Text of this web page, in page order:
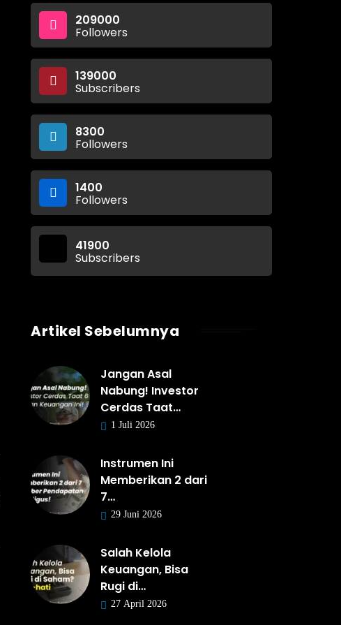
209000
Followers
139000
Subscribers
8300
Followers
1400
Followers
41900
Subscribers
Artikel Sebelumnya
Jangan Asal
Nabung! Investor
Cerdas Taat…
1 Juli 2026
Instrumen Ini
Memberikan 2 dari
7…
29 Juni 2026
Salah Kelola
Keuangan, Bisa
Rugi di…
27 April 2026